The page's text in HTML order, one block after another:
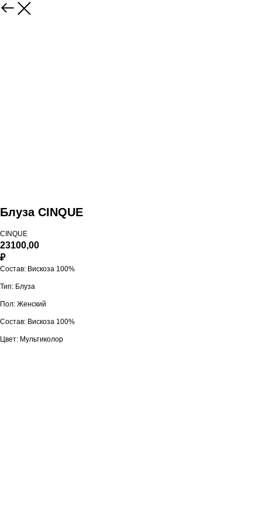
Блуза CINQUE
CINQUE
23100,00
₽
Состав: Вискоза 100%
Тип: Блуза
Пол: Женский
Состав: Вискоза 100%
Цвет: Мультиколор